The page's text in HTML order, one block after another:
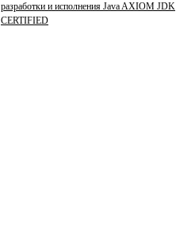
разработки и исполнения Java AXIOM JDK
CERTIFIED